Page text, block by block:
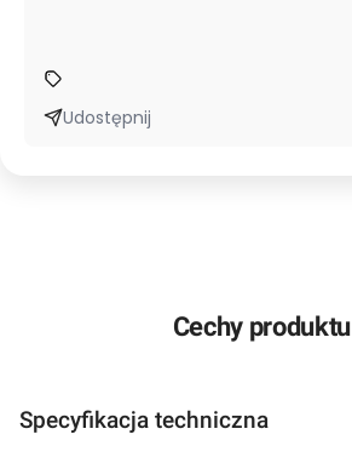
Udostępnij
Cechy produktu
Specyfikacja techniczna